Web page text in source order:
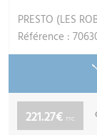
PRESTO (LES
Référence :
221.27€ TTC